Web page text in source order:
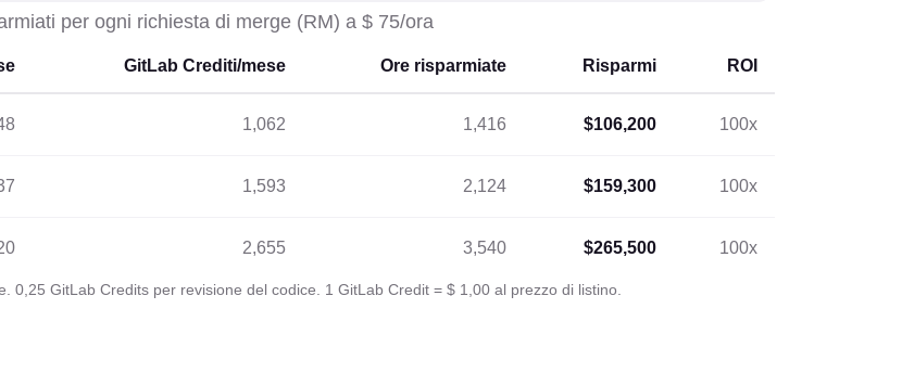
per ogni richiesta di merge (RM) a $ 75/ora
GitLab Crediti/mese Ore risparmiate Risparmi ROI
1,062 1,416 $106,200 100x
1,593 2,124 $159,300 100x
2,655 3,540 $265,500 100x
0,25 GitLab Credits per revisione del codice. 1 GitLab Credit = $ 1,00 al prezzo di listino.